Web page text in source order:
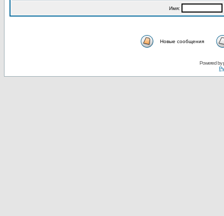
Имя:
Новые сообщения
Powered by